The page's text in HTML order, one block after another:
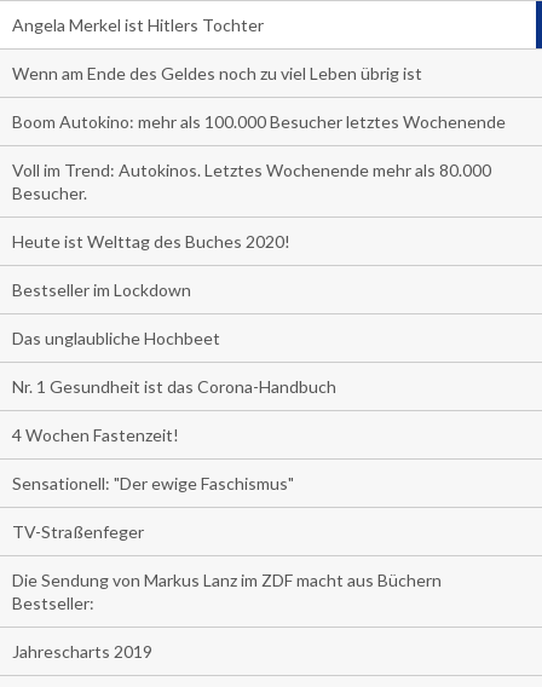
Angela Merkel ist Hitlers Tochter
Wenn am Ende des Geldes noch zu viel Leben übrig ist
Boom Autokino: mehr als 100.000 Besucher letztes Wochenende
Voll im Trend: Autokinos. Letztes Wochenende mehr als 80.000
Besucher.
Heute ist Welttag des Buches 2020!
Bestseller im Lockdown
Das unglaubliche Hochbeet
Nr. 1 Gesundheit ist das Corona-Handbuch
4 Wochen Fastenzeit!
Sensationell: "Der ewige Faschismus"
TV-Straßenfeger
Die Sendung von Markus Lanz im ZDF macht aus Büchern
Bestseller:
Jahrescharts 2019